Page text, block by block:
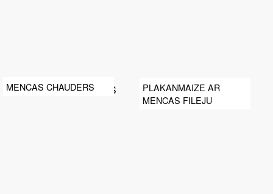
MENCAS CHAUDERS
PLAKANMAIZE AR
MENCAS FILEJU